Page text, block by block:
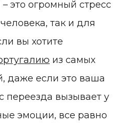
это огромный стресс
так и для
вы хотите
из самых
даже если это ваша
переезда вызывает у
эмоции, все равно